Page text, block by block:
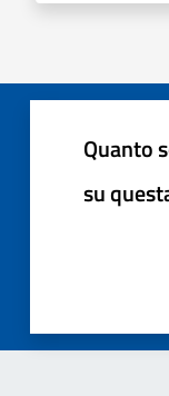
Quanto
su